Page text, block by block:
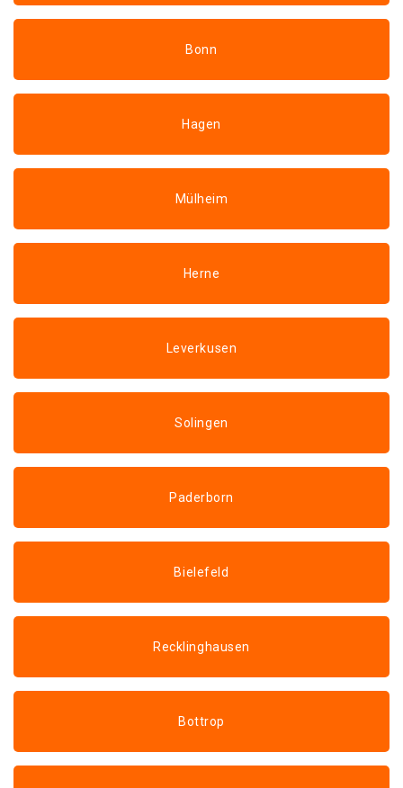
Bonn
Hagen
Mülheim
Herne
Leverkusen
Solingen
Paderborn
Bielefeld
Recklinghausen
Bottrop